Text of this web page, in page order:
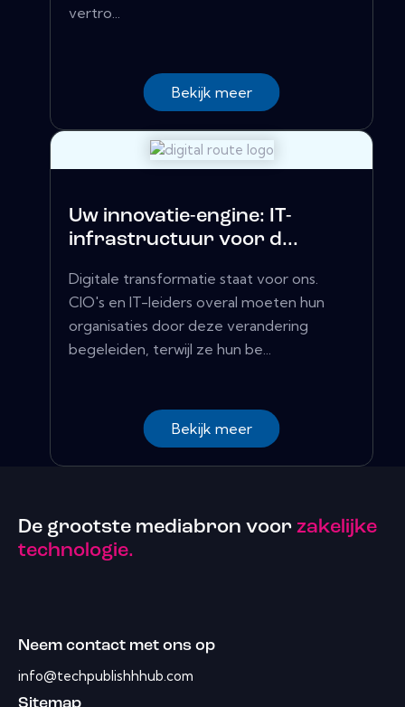
vertro...
Bekijk meer
Uw innovatie-engine: IT-
infrastructuur voor d...
Digitale transformatie staat voor ons.
CIO's en IT-leiders overal moeten hun
organisaties door deze verandering
begeleiden, terwijl ze hun be...
Bekijk meer
De grootste mediabron voor zakelijke
technologie.
Neem contact met ons op
info@techpublishhhub.com
Sitemap